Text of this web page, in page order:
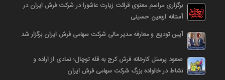
برگزاری مراسم معنوی قرائت زیارت عاشورا در شرکت فرش ایران در
آستانه اربعین حسینی
آیین تودیع و معارفه مدیر مالی شرکت سهامی فرش ایران برگزار شد
صعود پرسنل کارخانه فرش کرج به قله توچال؛ نمادی از اراده و
نشاط در خانواده بزرگ شرکت سهامی فرش ایران